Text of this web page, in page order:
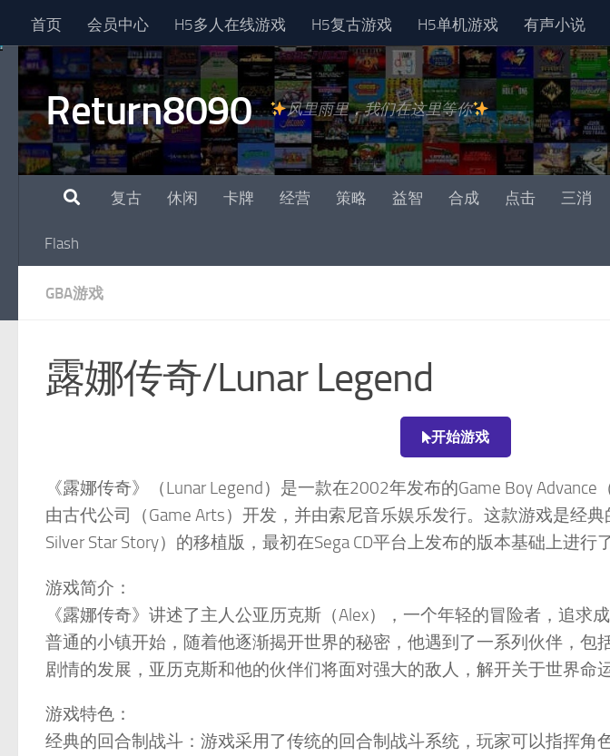
跳至内容
首页 会员中心 H5多人在线游戏 H5复古游戏 H5单机游戏 有声小说
Return8090 风里雨里，我们在这里等你
复古 休闲 卡牌 经营 策略 益智 合成 点击 三消
Flash
GBA游戏
露娜传奇/Lunar Legend
开始游戏
《露娜传奇》（Lunar Legend）是一款在2002年发布的Game Boy Advance
由古代公司（Game Arts）开发，并由索尼音乐娱乐发行。这款游戏是经
Silver Star Story）的移植版，最初在Sega CD平台上发布的版本基础上进行
游戏简介：
《露娜传奇》讲述了主人公亚历克斯（Alex），一个年轻的冒险者，追求
普通的小镇开始，随着他逐渐揭开世界的秘密，他遇到了一系列伙伴，包
剧情的发展，亚历克斯和他的伙伴们将面对强大的敌人，解开关于世界命
游戏特色：
经典的回合制战斗：游戏采用了传统的回合制战斗系统，玩家可以指挥角